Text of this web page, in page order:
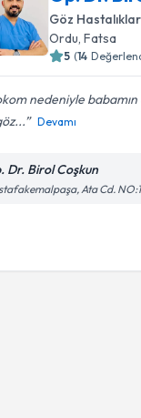
Göz
Ordu , Fatsa
5 (14
nedeniyle
Devamı
Dr. Birol Coşkun
Ata Cd.